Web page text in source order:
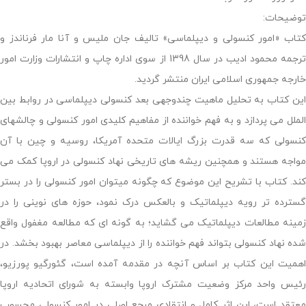
توضیحات:
کتاب «امور کنسولی و دیپلماسی» تالیف جان ملیس و آنا مار فرناندز و
ترجمه محمود ادیب در سال 1398 از سوی اداره چاپ و انتشارات وزارت امور
خارجه جمهوری اسلامی ایران منتشر گردید.
این کتاب به تحلیل ماهیت چندوجهی بعد کنسولی دیپلماسی در روابط بین
الملل می پردازد و به فهم خواننده از مفاهیم کلیدی امور کنسولی و چالشهای
کنسولی که سه قدرت بزرگ ایالات متحده آمریکا، روسیه و چین با آن
مواجه هستند و همچنین ریشه های تاریخی نهاد کنسولی در اروپا کمک می
کند. کتاب با تشریح این موضوع که چگونه میتوان امور کنسولی را در بستر
گسترده تر رویه دیپلماتیک و بالعکس درک نمود، حوزه های نوینی را در
زمینه مطالعات دیپلماتیک می گشاید؛ به گونه ای که مطالعه مغفول واقع
شده نهاد کنسولی بتواند فهم خواننده را از دیپلماسی معاصر بهبود بخشد. در
اهمیت این کتاب بر اساس آنچه در مقدمه آمده است، گئورگیو پورزیو،
رئیس واحد مرکز وضعیت مشترک اروپا وابسته به شورای اتحادیه اروپا